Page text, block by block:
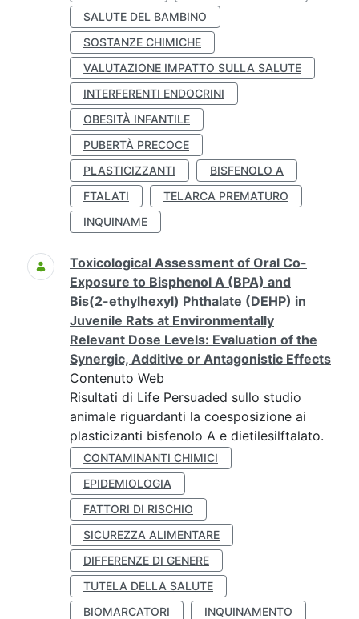
SALUTE DEL BAMBINO
SOSTANZE CHIMICHE
VALUTAZIONE IMPATTO SULLA SALUTE
INTERFERENTI ENDOCRINI
OBESITÀ INFANTILE
PUBERTÀ PRECOCE
PLASTICIZZANTI
BISFENOLO A
FTALATI
TELARCA PREMATURO
INQUINAME
Toxicological Assessment of Oral Co-
Exposure to Bisphenol A (BPA) and
Bis(2-ethylhexyl) Phthalate (DEHP) in
Juvenile Rats at Environmentally
Relevant Dose Levels: Evaluation of the
Synergic, Additive or Antagonistic Effects
Contenuto Web
Risultati di Life Persuaded sullo studio
animale riguardanti la coesposizione ai
plasticizanti bisfenolo A e dietilesilftalato.
CONTAMINANTI CHIMICI
EPIDEMIOLOGIA
FATTORI DI RISCHIO
SICUREZZA ALIMENTARE
DIFFERENZE DI GENERE
TUTELA DELLA SALUTE
BIOMARCATORI
INQUINAMENTO